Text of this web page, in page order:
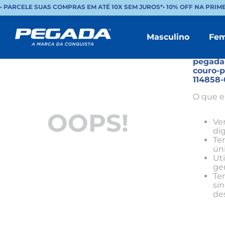
• PARCELE SUAS COMPRAS EM ATÉ 10X SEM JUROS*• 10% OFF NA
Masculino
OOPS!
Não
couro-
O que